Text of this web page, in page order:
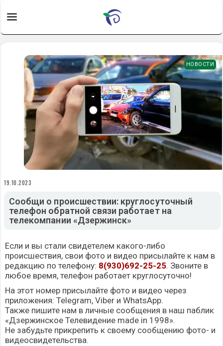
НОВОСТИ
19.10.2023
Сообщи о происшествии: круглосуточный
телефон обратной связи работает на
телекомпании «Дзержинск»
Если и вы стали свидетелем какого-либо
происшествия, свои фото и видео присылайте к нам в
редакцию по телефону: 8(930)692-25-25. Звоните в
любое время, телефон работает круглосуточно!
На этот номер присылайте фото и видео через
приложения: Telegram, Viber и WhatsApp.
Также пишите нам в личные сообщения в наш паблик
«Дзержинское Телевидение made in 1998».
Не забудьте прикрепить к своему сообщению фото- и
видеосвидетельства.